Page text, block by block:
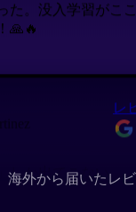
た。没入学習がこ
🙏🔥
レ
しか出てこない…
海外から届いたレ